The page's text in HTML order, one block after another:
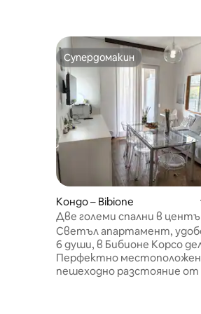
Супердомакин
Супердомакин
Кондо – Bibione
Две големи спални в
Бибионе.
Светъл апартамент,
6 души, в Бибионе Корсо
Перфектно
пешеходно разстояние